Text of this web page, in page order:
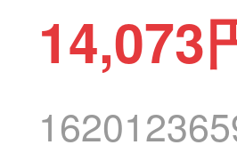
14,073